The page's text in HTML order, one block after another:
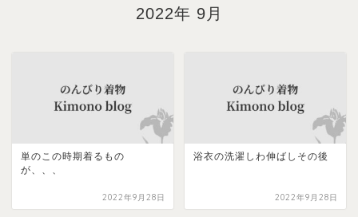
2022年 9月
単のこの時期着るもの
が、、、
2022年9月28日
浴衣の洗濯しわ伸ばしその後
2022年9月28日